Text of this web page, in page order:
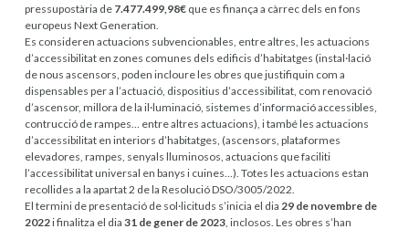
pressupostària de 7.477.499,98€ que es finança a càrrec dels en fons
europeus Next Generation.
Es consideren actuacions subvencionables, entre altres, les actuacions
d’accessibilitat en zones comunes dels edificis d’habitatges (instal·lació
de nous ascensors, poden incloure les obres que justifiquin com a
dispensables per a l’actuació, dispositius d’accessibilitat, com renovació
d’ascensor, millora de la il·luminació, sistemes d’informació accessibles,
contrucció de rampes… entre altres actuacions), i també les actuacions
d’accessibilitat en interiors d’habitatges, (ascensors, plataformes
elevadores, rampes, senyals lluminosos, actuacions que faciliti
l’accessibilitat universal en banys i cuines…). Totes les actuacions estan
recollides a la apartat 2 de la Resolució DSO/3005/2022.
El termini de presentació de sol·licituds s’inicia el dia 29 de novembre de
2022i finalitza el dia31 de gener de 2023 , inclosos. Les obres s’han